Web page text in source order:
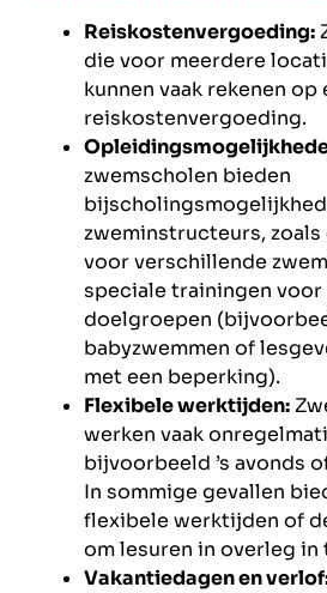
Reiskostenvergoeding:
die voor meerdere
kunnen vaak rekenen op
reiskostenvergoeding.
zwemscholen bieden
zweminstructeurs,
voor verschillende
speciale trainingen voor
doelgroepen
babyzwemmen of
met een beperking).
Flexibele werktijden:
werken vaak
bijvoorbeeld ’s avonds
In sommige gevallen
flexibele werktijden of
om lesuren in overleg in
Vakantiedagen en